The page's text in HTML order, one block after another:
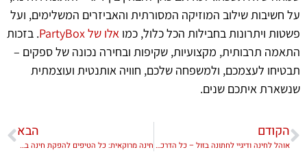
על חשיבות שילוב המוזיקה המסורתית והאביזרים המשלימים, ועל
פשטות ויתרונות בחבילות הכל כלול, כמו אלו של PartyBox
. בזכות
התאמה תרבותית, מקצועיות, שקיפות ובחירה נכונה של ספקים –
תבטיחו לעצמכם, ולמשפחה שלכם, חוויה אותנטית ועוצמתית
שנשארת איתכם שנים.
הקודם
אוהל לחינה ודיגיי לחתונה בזול – כל הדרכים לאירוע מושלם
הבא
חינה מרוקאית: כל הטיפים להפקת חינה בלתי נשכחת במחיר משתלם